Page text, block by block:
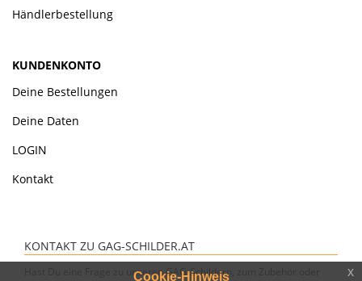
Händlerbestellung
KUNDENKONTO
Deine Bestellungen
Deine Daten
LOGIN
Kontakt
KONTAKT ZU GAG-SCHILDER.AT
Hast Du eine Frage zu unseren GAG-Schildern, zum Zubehör oder
Cookie-Hinweis x